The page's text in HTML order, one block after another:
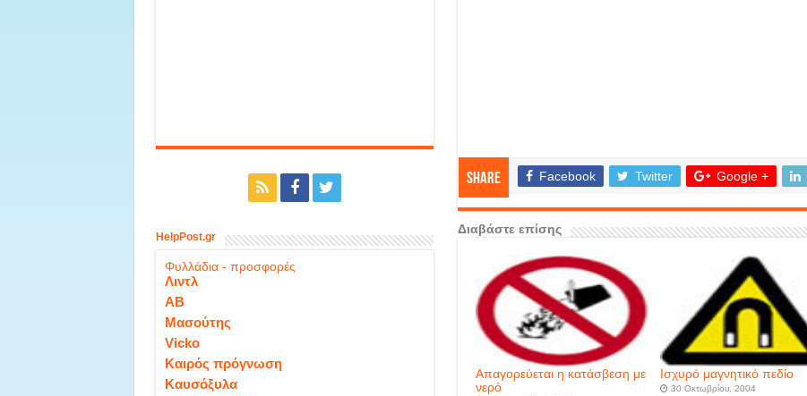
Share Facebook Twitter Google +
Διαβάστε επίσης
Aπαγορεύεται η κατάσβεση με
νερό
Iσχυρό μαγνητικό πεδίο
30 Οκτωβρίου, 2004
HelpPost.gr
Φυλλάδια - προσφορές
Λιντλ
ΑΒ
Μασούτης
Vicko
Καιρός πρόγνωση
Καυσόξυλα